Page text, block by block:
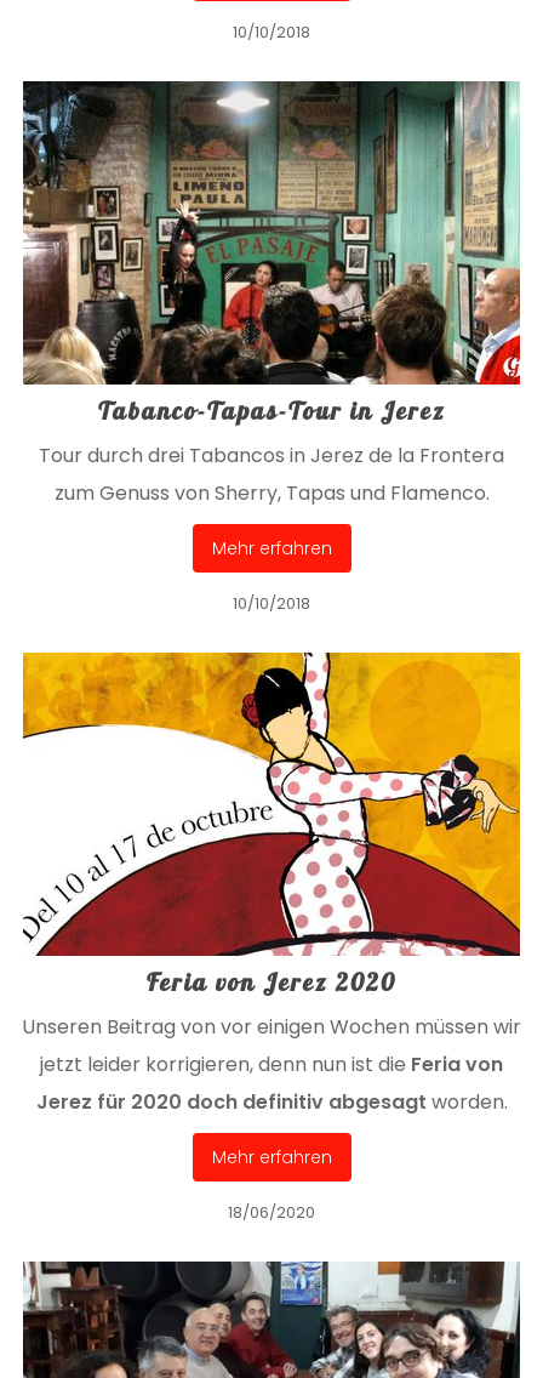
10/10/2018
Tabanco-Tapas-Tour in Jerez
Tour durch drei Tabancos in Jerez de la Frontera
zum Genuss von Sherry, Tapas und Flamenco.
Mehr erfahren
10/10/2018
Feria von Jerez 2020
Unseren Beitrag von vor einigen Wochen müssen wir
jetzt leider korrigieren, denn nun ist die Feria von
Jerez für 2020 doch definitiv abgesagt worden.
Mehr erfahren
18/06/2020